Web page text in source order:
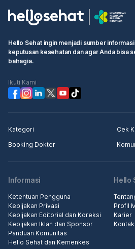
Hello Sehat ingin menjadi sumber
keputusan kesehatan dan agar Anda bisa
bahagia.
Ikuti Kami
Kategori
Cek
Booking Dokter
Informasi
Ketentuan Pengguna
Kebijakan Privasi
Kebijakan Editorial dan Koreksi
Kebijakan Iklan dan Sponsor
Panduan Komunitas
Hello Sehat dan Kemenkes
Hello
Profil
Karier